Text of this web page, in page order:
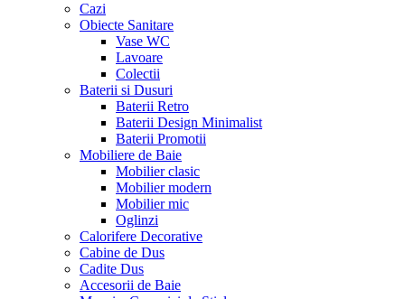
Cazi
Obiecte Sanitare
Vase WC
Lavoare
Colectii
Baterii si Dusuri
Baterii Retro
Baterii Design Minimalist
Baterii Promotii
Mobiliere de Baie
Mobilier clasic
Mobilier modern
Mobilier mic
Oglinzi
Calorifere Decorative
Cabine de Dus
Cadite Dus
Accesorii de Baie